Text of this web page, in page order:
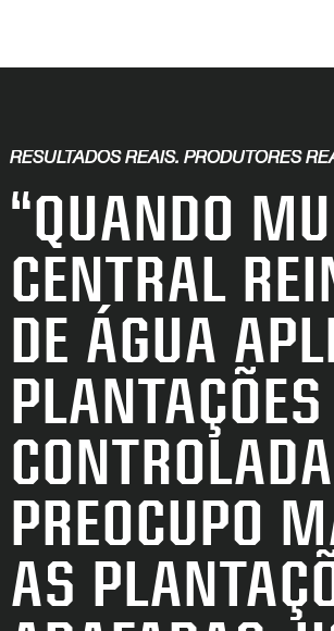
RESULTADOS REAIS. PRODUTORES
“QUANDO
CENTRAL
DE ÁGUA
PREOCUPO
AS